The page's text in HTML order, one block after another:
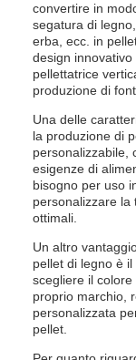
convertire in
segatura di
erba, ecc. in
design
pellettatrice
produzione di
Una delle
la produzione di
personalizzabile,
esigenze di
bisogno per uso
personalizzare la
ottimali.
Un altro
pellet di legno è
scegliere il
proprio marchio,
personalizzata
pellet.